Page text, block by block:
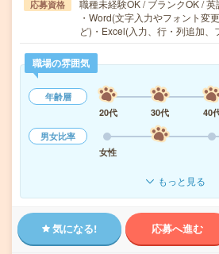
応募資格
職種未経験OK / ブランクOK /
・Word(文字入力やフォント
ど)・Excel(入力、行・列追加
職場の雰囲気
年齢層
20代
30代 40
男女比率
女性
もっと見る
気になる! 応募へ進む